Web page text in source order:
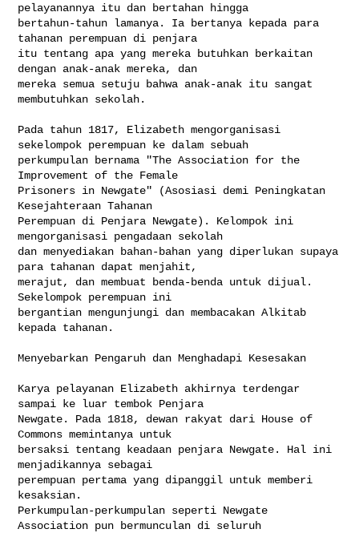
pelayanannya itu dan bertahan hingga
bertahun-tahun lamanya. Ia bertanya kepada para
tahanan perempuan di penjara
itu tentang apa yang mereka butuhkan berkaitan
dengan anak-anak mereka, dan
mereka semua setuju bahwa anak-anak itu sangat
membutuhkan sekolah.
Pada tahun 1817, Elizabeth mengorganisasi
sekelompok perempuan ke dalam sebuah
perkumpulan bernama "The Association for the
Improvement of the Female
Prisoners in Newgate" (Asosiasi demi Peningkatan
Kesejahteraan Tahanan
Perempuan di Penjara Newgate). Kelompok ini
mengorganisasi pengadaan sekolah
dan menyediakan bahan-bahan yang diperlukan supaya
para tahanan dapat menjahit,
merajut, dan membuat benda-benda untuk dijual.
Sekelompok perempuan ini
bergantian mengunjungi dan membacakan Alkitab
kepada tahanan.
Menyebarkan Pengaruh dan Menghadapi Kesesakan
Karya pelayanan Elizabeth akhirnya terdengar
sampai ke luar tembok Penjara
Newgate. Pada 1818, dewan rakyat dari House of
Commons memintanya untuk
bersaksi tentang keadaan penjara Newgate. Hal ini
menjadikannya sebagai
perempuan pertama yang dipanggil untuk memberi
kesaksian.
Perkumpulan-perkumpulan seperti Newgate
Association pun bermunculan di seluruh